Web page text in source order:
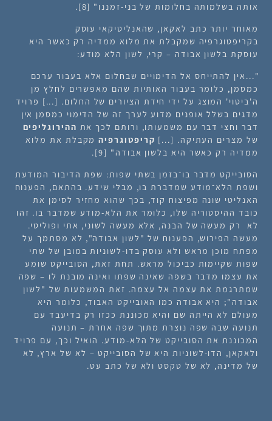
אותה בשלמותה בחלומות של בני-זמננו" [8].
מאוחר יותר כתב לאקאן, שהאנליטיקאי עוסק
בקריפטוגרפיה שמקבלת את מלוא ממדיה רק כאשר היא
עוסקת בלשון אבודה – קרי, לשון הלא מודע:
"...אין להתייחס אל הדימויים שבחלום אלא בעבור ערכם
כמסמן, כלומר בעבור האותיות שהם מאפשרים לחלץ מן
ה'ביטוי' המוצג על ידי חידת הציורים של החלום. [...] פרויד
מדגים בשלל אופנים מדוע לערך זה של הדימוי כמסמן אין
דבר וחצי דבר עם משמעותו, ורותם לכך את ההירוגליפים
של מצרים העתיקה. [...] קריפטוגרפיהמקבלת את מלוא
ממדיה רק כאשר היא בלשון אבודה" [9].
הסובייקט מדבר בו־בזמן בשתי שפות: שפת הדיבור המודעת
ושפת הלא־מודע שמדברת בו, מבלי שידע. בהתאם, הפענוח
האנליטי שונה מפיצוח קוד, בכך שהוא מחזיר לסימן את
כובד ההיסטוריה שלו, כלומר את הלא-מודע שמדבר בו. זהו
לא רק מעשה של הבנה, אלא מעשה לשוני, אתי ופוליטי.
מעשה הפירוש, הפענוח של "לשון אבודה", לא מסתמך על
מפתח מוכן מראש ולא עוסק בדו-לשוניות במובן של שתי
שפות שקיימות כביכול מראש. תחת זאת, הסובייקט שומע
את עצמו מדבר בשפה שאינה שפתו ואינה מובנת לו – שפה
שמתרגמת את עצמה אל עצמה. זאת המשמעות של "לשון
אבודה"; היא אבודה כמו האובייקט האבוד, כלומר היא
מעולם לא הייתה שם והיא מכוננת ככזו רק בדיעבד עם
תנועה שבה שפה נוצרת מתוך שפה אחרת – תנועה
המכוננת את הסובייקט של הלא-מודע. הואיל וכך, עם פרויד
ולאקאן, הדו-לשוניות היא של הסובייקט – לא של ארץ, לא
של מדינה, לא של טקסט ולא של כתב עט.